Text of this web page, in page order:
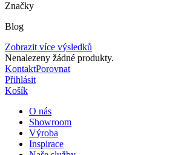
Značky
Blog
Zobrazit více výsledků
Nenalezeny žádné produkty.
KontaktPorovnat
Přihlásit
Košík
O nás
Showroom
Výroba
Inspirace